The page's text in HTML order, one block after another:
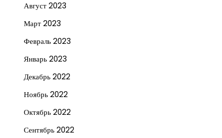
Август 2023
Март 2023
Февраль 2023
Январь 2023
Декабрь 2022
Ноябрь 2022
Октябрь 2022
Сентябрь 2022